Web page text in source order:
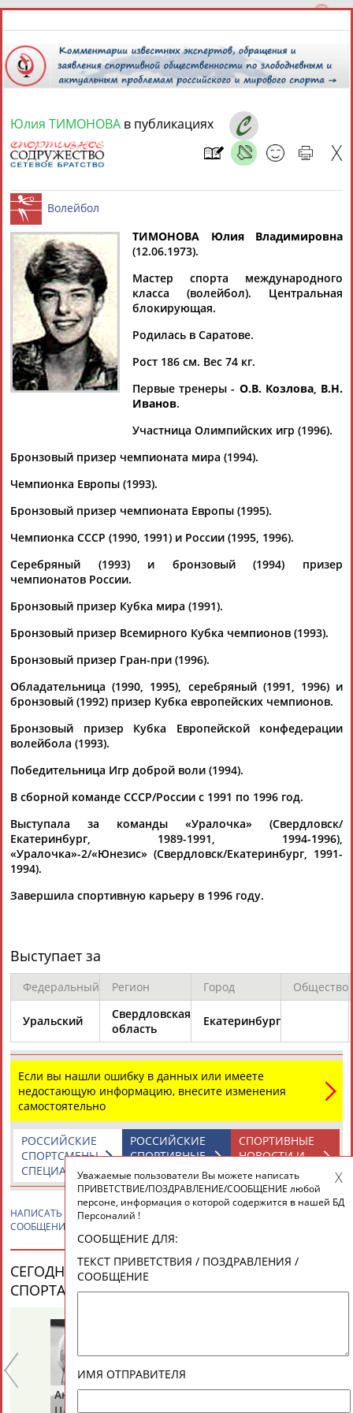
6 августа 2026 года,
СПОРТСМЕНЫ, ТРЕНЕРЫ И СПЕЦИАЛИСТЫ
Найдено: 1персона Расширенный поиск
Юлия
ТИМОНОВА
По условиям запроса публикаций нет
ТАБЛО АКТИВНОСТИ
ЦЕЛИ ПРОЕКТА КОНТАКТЫ НАШИ КНОПКИ
Вопросы сотрудничества и совместной деятельностиinform@infosport.ru
© Стадион, 1998-2026
Разработка и поддержка ООО НАИТ «Стадион»
Подпишись
Юлия ТИМОНОВА в публикациях
Волейбол
ТИМОНОВА Юлия Владимировна
(12.06.1973).
Мастер спорта международного
класса (волейбол). Центральная
блокирующая.
Родилась в Саратове.
Рост 186 см. Вес 74 кг.
Первые тренеры - О.В. Козлова, В.Н.
Иванов.
Участница Олимпийских игр (1996).
Бронзовый призер чемпионата мира (1994).
Чемпионка Европы (1993).
Бронзовый призер чемпионата Европы (1995).
Чемпионка СССР (1990, 1991) и России (1995, 1996).
Серебряный (1993) и бронзовый (1994) призер
чемпионатов России.
Бронзовый призер Кубка мира (1991).
Бронзовый призер Всемирного Кубка чемпионов (1993).
Бронзовый призер Гран-при (1996).
Обладательница (1990, 1995), серебряный (1991, 1996) и
бронзовый (1992) призер Кубка европейских чемпионов.
Бронзовый призер Кубка Европейской конфедерации
волейбола (1993).
Победительница Игр доброй воли (1994).
В сборной команде СССР/России с 1991 по 1996 год.
Выступала за команды «Уралочка» (Свердловск/
Екатеринбург, 1989-1991, 1994-1996),
«Уралочка»-2/«Юнезис» (Свердловск/Екатеринбург, 1991-
1994).
Завершила спортивную карьеру в 1996 году.
Выступает за
Федеральный Регион Город Общество
Уральский
Свердловская
область
Екатеринбург
Если вы нашли ошибку в данных или имеете
недостающую информацию, внесите изменения
самостоятельно
СПОРТИВНЫЕ
НОВОСТИ И
КОММЕНТАРИИ
РОССИЙСКИЕ
СПОРТИВНЫЕ
ОРГАНИЗАЦИИ
РОССИЙСКИЕ
СПОРТСМЕНЫ,
СПЕЦИАЛИСТЫ
НАПИСАТЬ Юлия ТИМОНОВА
СООБЩЕНИЕ
СЕГОДНЯ ДЕНЬ РОЖДЕНИЯ У ПЕРСОН ИЗ МИРА
СПОРТА (35 ПЕРСОНАЛИЙ)
ВЕСЬ СПИСОК
Анатолий
ЦАРИК
Виктор
БАЖЕНОВ
Уважаемые пользователи Вы можете написать
ПРИВЕТСТВИЕ/ПОЗДРАВЛЕНИЕ/СООБЩЕНИЕ любой
персоне, информация о которой содержится в нашей БД
Персоналий !
СООБЩЕНИЕ ДЛЯ:
ТЕКСТ ПРИВЕТСТВИЯ / ПОЗДРАВЛЕНИЯ /
СООБЩЕНИЕ
ИМЯ ОТПРАВИТЕЛЯ